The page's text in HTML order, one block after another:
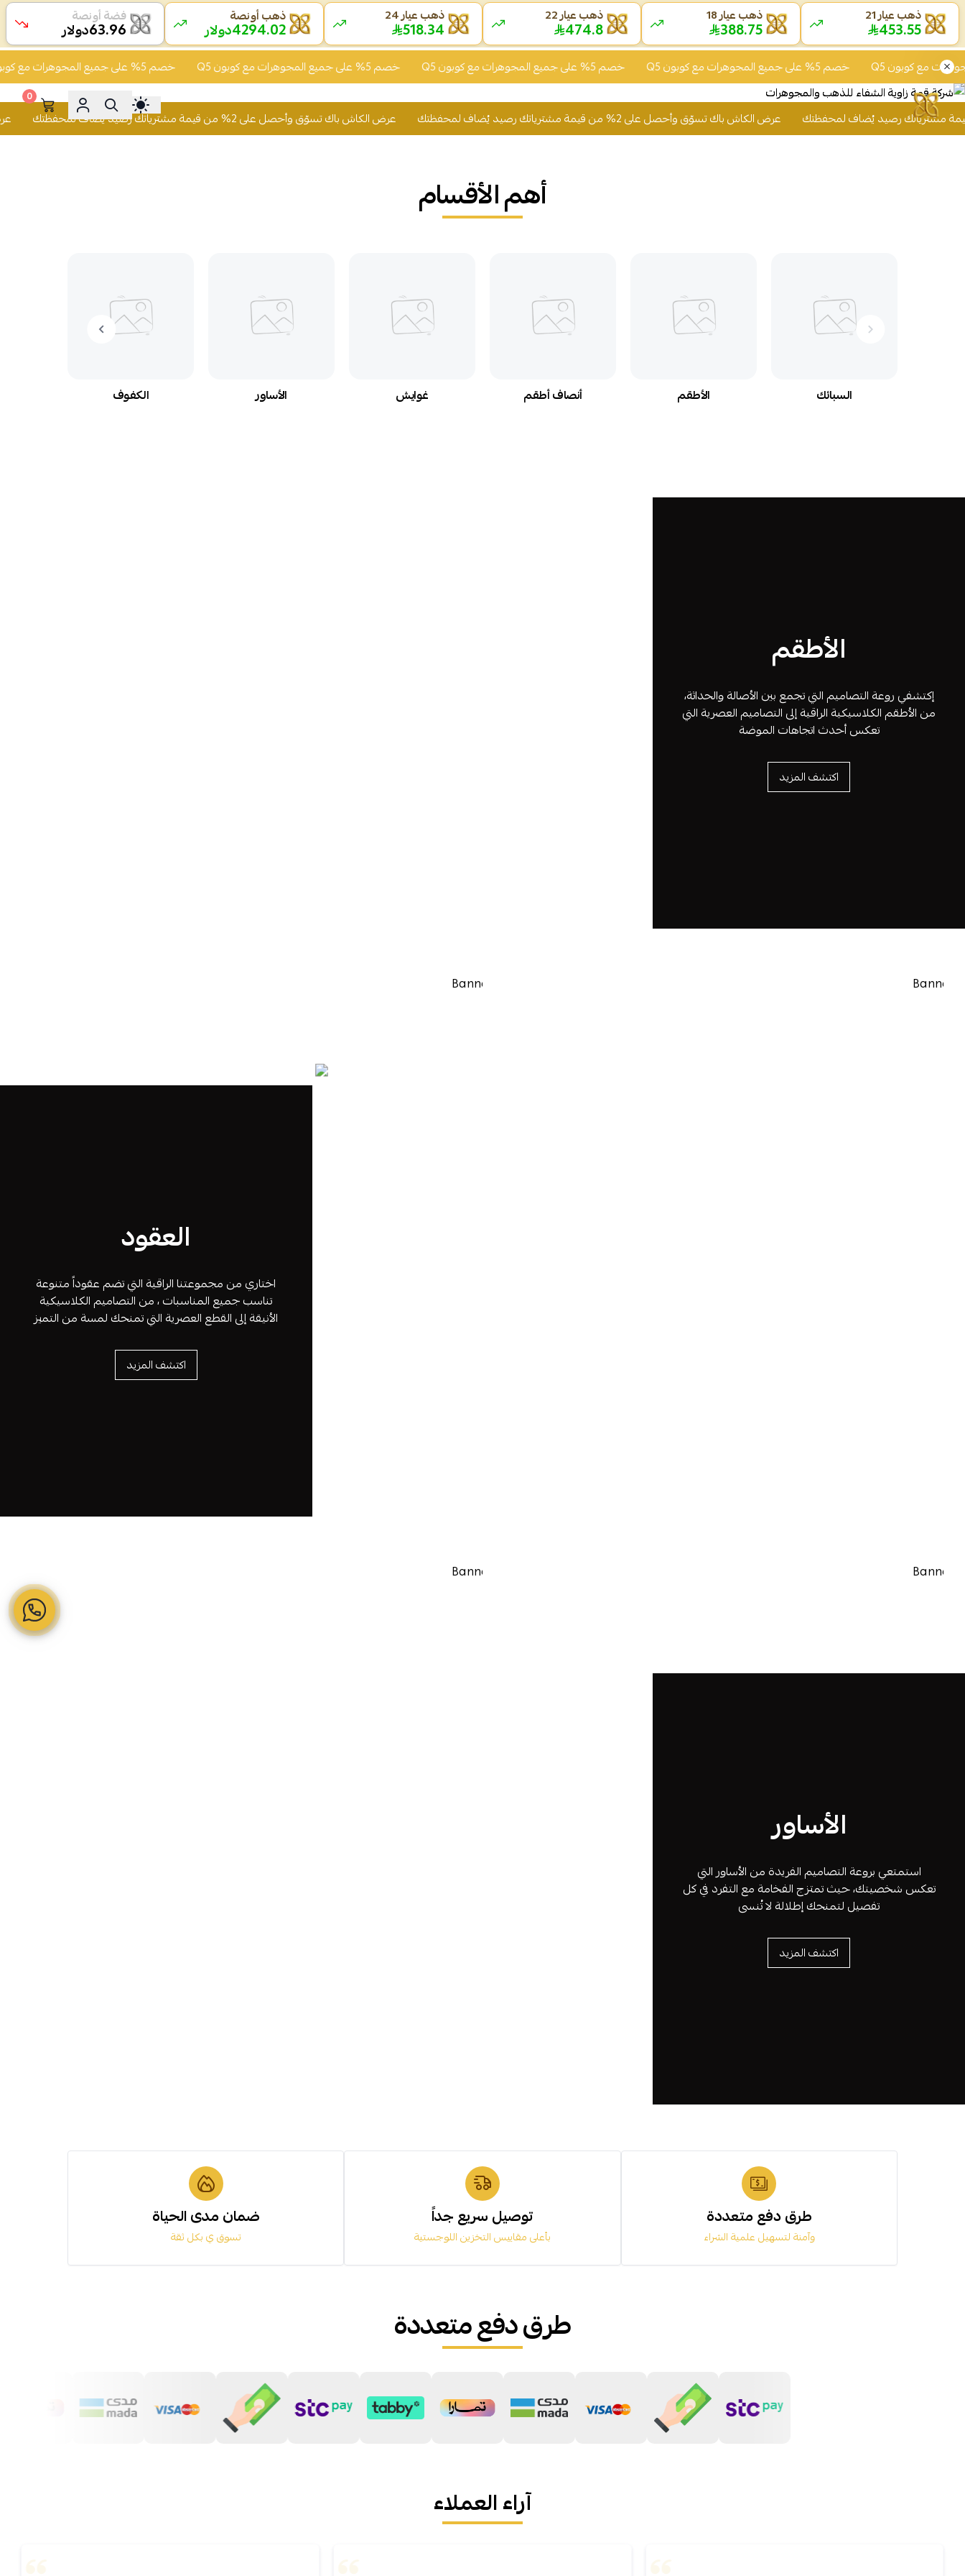
خصم 5% على جميع المجوهرات مع كوبون Q5 خصم 5% على جميع المجوهرات مع كوبون Q5 خصم 5% على جميع المجوهرات مع كوبون Q5 خصم 5% على جميع المجوهرات مع كوبون Q5
0
عرض الكاش باك تسوّق وأحصل على 2% من قيمة مشترياتك رصيد يُضاف لمحفظتك عرض الكاش باك تسوّق وأحصل على 2% من قيمة مشترياتك رصيد يُضاف لمحفظتك عرض الكاش باك تسوّق
أهم الأقسام
السبائك الأطقم أنصاف أطقم غوايش الأساور الكفوف
الأطقم
إكتشفي روعة التصاميم التي تجمع بين الأصالة والحداثة،
من الأطقم الكلاسيكية الراقية إلى التصاميم العصرية التي
تعكس أحدث اتجاهات الموضة
اكتشف المزيد
العقود
اختاري من مجموعتنا الراقية التي تضم عقوداً متنوعة
تناسب جميع المناسبات ، من التصاميم الكلاسيكية
الأنيقة إلى القطع العصرية التي تمنحك لمسة من التميز
اكتشف المزيد
الأساور
استمتعي بروعة التصاميم الفريدة من الأساور التي
تعكس شخصيتك، حيث تمتزج الفخامة مع التفرد في كل
تفصيل لتمنحك إطلالة لا تُنسى
اكتشف المزيد
طرق دفع متعددة
وآمنة لتسهيل علمية الشراء
توصيل سريع جداً
بأعلى مقاييس التخزين اللوجستية
ضمان مدى الحياة
تسوق ي بكل ثقة
طرق دفع متعددة
آراء العملاء
ذهب عيار 21
453.55
ذهب عيار 18
388.75
ذهب عيار 22
474.8
ذهب عيار 24
518.34
ذهب أونصة
4294.02دولار
فضة أونصة
63.96دولار